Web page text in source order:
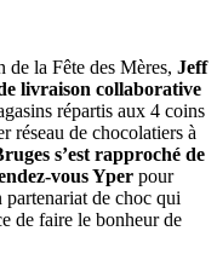
de la Fête des Mères, Jeff
livraison collaborative
répartis aux 4 coins
réseau de chocolatiers à
s’est rapproché de
vous Yper pour
partenariat de choc qui
de faire le bonheur de